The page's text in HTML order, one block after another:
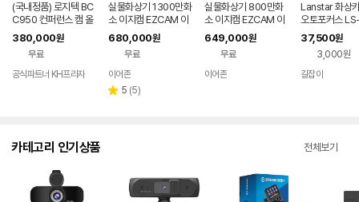
(국내정품) 로지텍 BC
C950 컨퍼런스 캠 올
인원 화상회의 카메라
스피커폰 마이크 리모
컨 포함 FHD
380,000원
무료
공식파트너 KH프라자
실물화상기 1300만화
소 이지캠 EZCAM 이
어존 EZ-1300I
680,000원
무료
이어존
별 5 리
(5)
실물화상기 800만화
소 이지캠 EZCAM 이
어존 EZ-800S
649,000원
무료
이어존
Lanstar 화상
오토포커스
CAM 웹캠 PC
방송 화상캠 수
37,500원
3,000원
길잡이
카테고리 인기상품 전체보기